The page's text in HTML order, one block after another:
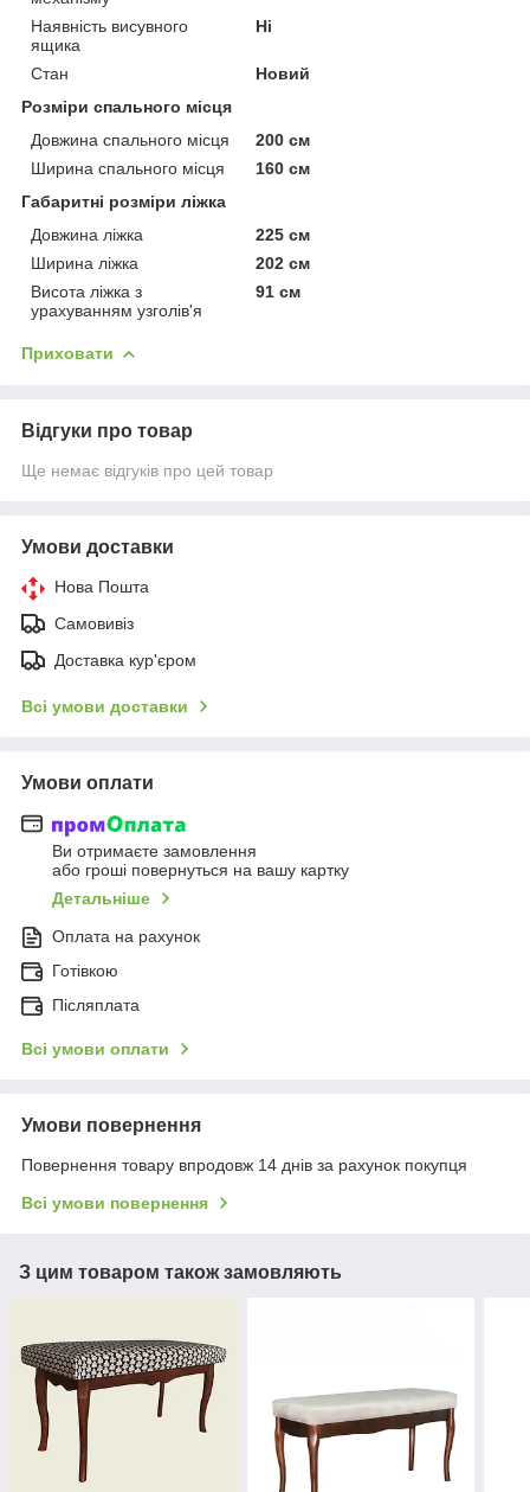
Наявність висувного
ящика
Ні
Стан
Новий
Розміри спального місця
Довжина спального місця
200 см
Ширина спального місця
160 см
Габаритні розміри ліжка
Довжина ліжка
225 см
Ширина ліжка
202 см
Висота ліжка з
урахуванням узголів'я
91 см
Приховати
Відгуки про товар
Ще немає відгуків про цей товар
Умови доставки
Нова Пошта
Самовивіз
Доставка кур'єром
Всі умови доставки
Умови оплати
Ви отримаєте замовлення
або гроші повернуться на вашу картку
Детальніше
Оплата на рахунок
Готівкою
Післяплата
Всі умови оплати
Умови повернення
Повернення товару впродовж 14 днів за рахунок покупця
Всі умови повернення
З цим товаром також замовляють